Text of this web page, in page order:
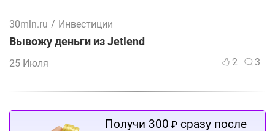
30mln.ru / Инвестиции
Вывожу деньги из Jetlend
25 Июля 2 3
Получи 300 ₽ сразу после